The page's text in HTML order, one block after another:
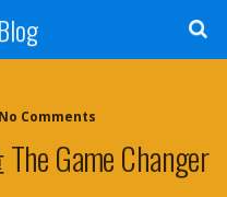
No Comments
Game Changer